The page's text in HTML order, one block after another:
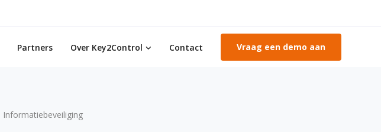
Partners Over Key2Control Contact Vraag een demo aan
Informatiebeveiliging